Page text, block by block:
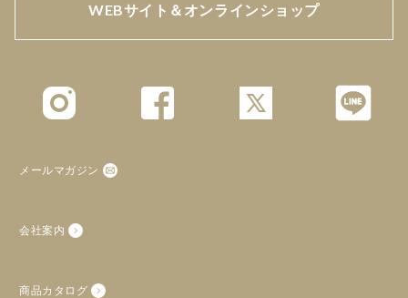
WEBサイト＆オンラインショップ
メールマガジン
会社案内
商品カタログ